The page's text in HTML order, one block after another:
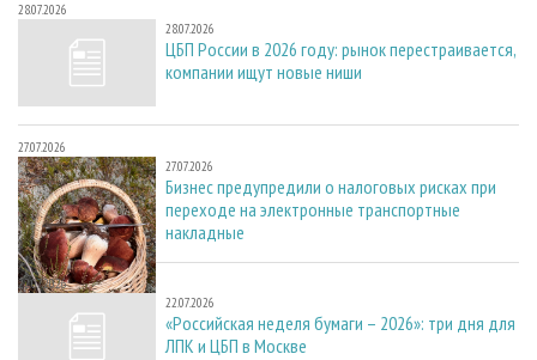
28.07.2026
28.07.2026
ЦБП России в 2026 году: рынок перестраивается,
компании ищут новые ниши
27.07.2026
27.07.2026
Бизнес предупредили о налоговых рисках при
переходе на электронные транспортные
накладные
22.07.2026
22.07.2026
«Российская неделя бумаги – 2026»: три дня для
ЛПК и ЦБП в Москве